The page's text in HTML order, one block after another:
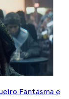
Fantasma e